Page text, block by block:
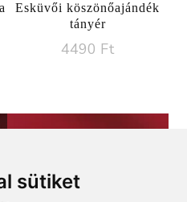
sütiket
Esküvői köszönőajándék
tányér
4490 Ft